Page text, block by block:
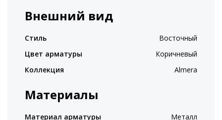
Внешний вид
Стиль
Восточный
Цвет арматуры
Коричневый
Коллекция
Almera
Материалы
Материал арматуры Металл